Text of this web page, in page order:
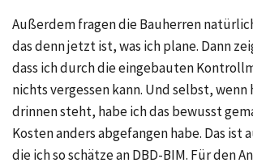
Außerdem fragen die Bauherren
das denn jetzt ist, was ich plane. Dann
dass ich durch die eingebauten
nichts vergessen kann. Und selbst, wenn
drinnen steht, habe ich das bewusst
Kosten anders abgefangen habe. Das ist
die ich so schätze an DBD-BIM. Für den